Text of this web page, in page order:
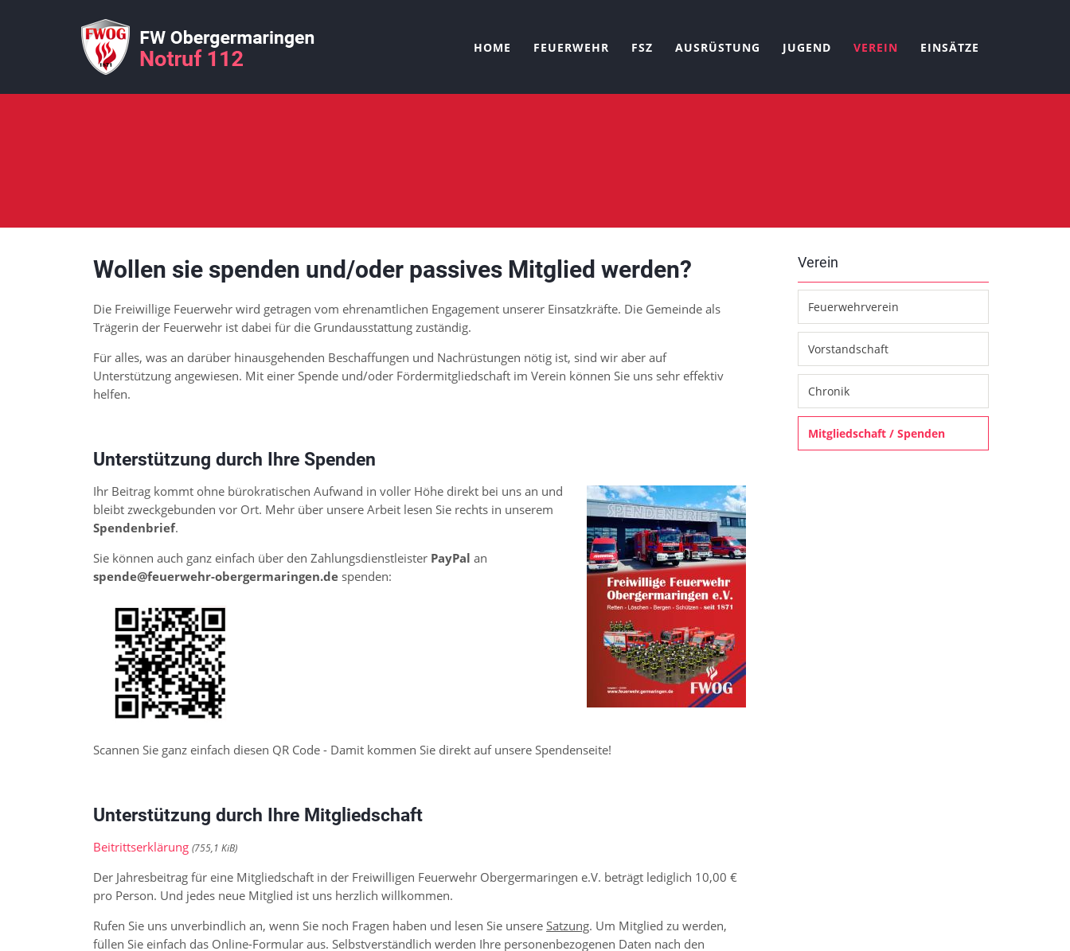
HOME FEUERWEHR FSZ AUSRÜSTUNG JUGEND VEREIN EINSÄTZE
Wollen sie spenden und/oder passives Mitglied werden?
Die Freiwillige Feuerwehr wird getragen vom ehrenamtlichen Engagement unserer Einsatzkräfte. Die Gemeinde als
Trägerin der Feuerwehr ist dabei für die Grundausstattung zuständig.
Für alles, was an darüber hinausgehenden Beschaffungen und Nachrüstungen nötig ist, sind wir aber auf
Unterstützung angewiesen. Mit einer Spende und/oder Fördermitgliedschaft im Verein können Sie uns sehr effektiv
helfen.
Unterstützung durch Ihre Spenden
Ihr Beitrag kommt ohne bürokratischen Aufwand in voller Höhe direkt bei uns an und
bleibt zweckgebunden vor Ort. Mehr über unsere Arbeit lesen Sie rechts in unserem
Spendenbrief.
Sie können auch ganz einfach über den Zahlungsdienstleister PayPal an
spende@feuerwehr-obergermaringen.de spenden:
Scannen Sie ganz einfach diesen QR Code - Damit kommen Sie direkt auf unsere Spendenseite!
Unterstützung durch Ihre Mitgliedschaft
Beitrittserklärung (755,1 KiB)
Der Jahresbeitrag für eine Mit­glied­schaft in der Frei­willigen Feuer­wehr Ober­germa­ringen e.V. beträgt ledig­lich 10,00 €
pro Person. Und jedes neue Mit­glied ist uns herz­lich will­kommen.
Rufen Sie uns unver­bindlich an, wenn Sie noch Fragen haben und lesen Sie unsere Satzung. Um Mit­glied zu werden,
füllen Sie ein­fach das Online-Formular aus. Selbst­ver­ständ­lich werden Ihre per­sonen­be­zo­genen Daten nach den
Verein
Feuerwehrverein
Vorstandschaft
Chronik
Mitgliedschaft / Spenden